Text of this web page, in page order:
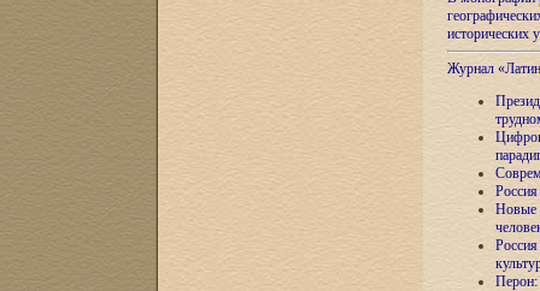
исторических
Журнал
Новые
Перон: